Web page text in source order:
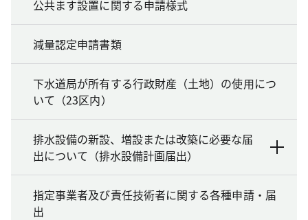
公共ます設置に関する申請様式
減量認定申請書類
下水道局が所有する行政財産（土地）の使用につ
いて（23区内）
排水設備の新設、増設または改築に必要な届
出について（排水設備計画届出）
指定事業者及び責任技術者に関する各種申請・届
出